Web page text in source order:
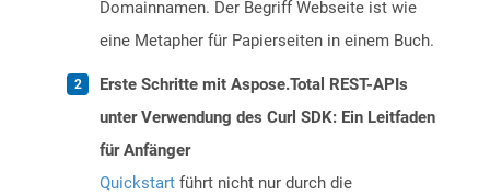
Domainnamen. Der Begriff Webseite ist wie
eine Metapher für Papierseiten in einem Buch.
Erste Schritte mit Aspose.Total REST-APIs
unter Verwendung des Curl SDK: Ein Leitfaden
für Anfänger
Quickstart führt nicht nur durch die